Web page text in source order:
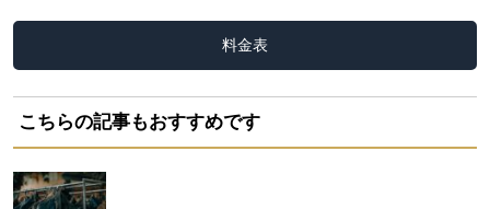
料金表
こちらの記事もおすすめです